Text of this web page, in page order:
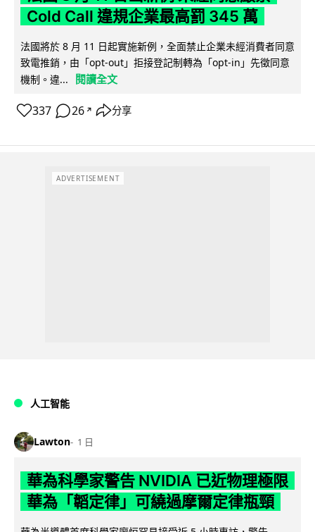
Cold Call 違規企業最高罰 345 萬
法國將於 8 月 11 日起實施新例，全面禁止企業未經消費者同意
致電推銷，由「opt-out」拒接登記制轉為「opt-in」先徵同意
機制。違...
閱讀全文
337 26 ↗ 分享
ADVERTISEMENT
人工智能
Lawton 1 日
華為科學家警告 NVIDIA 已近物理極限
華為「韜定律」可繞過摩爾定律瓶頸